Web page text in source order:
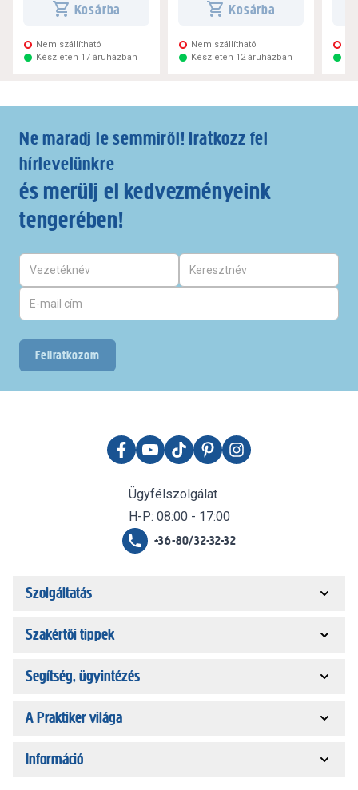
Kosárba
Nem szállítható
Készleten 17 áruházban
Kosárba
Nem szállítható
Készleten 12 áruházban
Ne maradj le semmiről! Iratkozz fel
hírlevelünkre
és merülj el kedvezményeink
tengerében!
Feliratkozom
Ügyfélszolgálat
H-P: 08:00 - 17:00
+36-80/32-32-32
Szolgáltatás
Szakértői tippek
Segítség, ügyintézés
A Praktiker világa
Információ